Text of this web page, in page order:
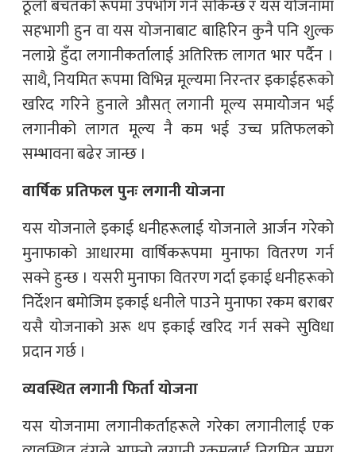
ठूलो बचतको रूपमा उपभोग गर्न सकिन्छ र यस योजनामा
सहभागी हुन वा यस योजनाबाट बाहिरिन कुनै पनि शुल्क
नलाग्ने हुँदा लगानीकर्तालाई अतिरिक्त लागत भार पर्दैन ।
साथै, नियमित रूपमा विभिन्न मूल्यमा निरन्तर इकाईहरूको
खरिद गरिने हुनाले औसत् लगानी मूल्य समायोेजन भई
लगानीको लागत मूल्य नै कम भई उच्च प्रतिफलको
सम्भावना बढेर जान्छ ।
वार्षिक प्रतिफल पुनः लगानी योजना
यस योजनाले इकाई धनीहरूलाई योजनाले आर्जन गरेको
मुनाफाको आधारमा वार्षिकरूपमा मुनाफा वितरण गर्न
सक्ने हुन्छ । यसरी मुनाफा वितरण गर्दा इकाई धनीहरूको
निर्देशन बमोजिम इकाई धनीले पाउने मुनाफा रकम बराबर
यसै योजनाको अरू थप इकाई खरिद गर्न सक्ने सुविधा
प्रदान गर्छ ।
व्यवस्थित लगानी फिर्ता योजना
यस योजनामा लगानीकर्ताहरूले गरेका लगानीलाई एक